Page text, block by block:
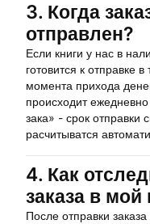
3. Когда
отправлен?
Если книги у нас в
готовится к отправке
момента прихода
происходит
зака» - срок отправки
расчитыватся
4. Как
заказа в мой
После отправки